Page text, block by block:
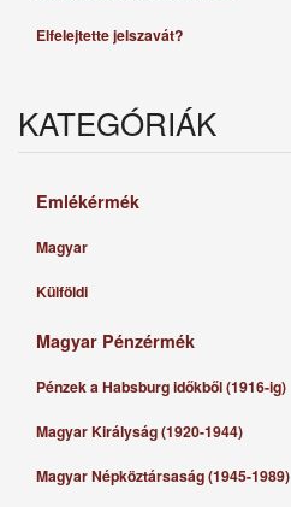
Elfelejtette jelszavát?
KATEGÓRIÁK
Emlékérmék
Magyar
Külföldi
Magyar Pénzérmék
Pénzek a Habsburg időkből (1916-ig)
Magyar Királyság (1920-1944)
Magyar Népköztársaság (1945-1989)